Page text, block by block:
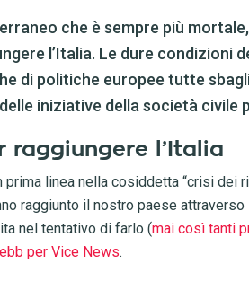
che è sempre più
l’Italia. Le dure condizioni
di politiche europee tutte
iniziative della società civile
raggiungere l’Italia
prima linea nella cosiddetta “crisi dei
raggiunto il nostro paese
nel tentativo di farlo (mai così tanti
per Vice News.